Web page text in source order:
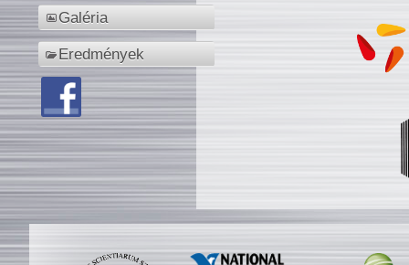
Galéria
Eredmények